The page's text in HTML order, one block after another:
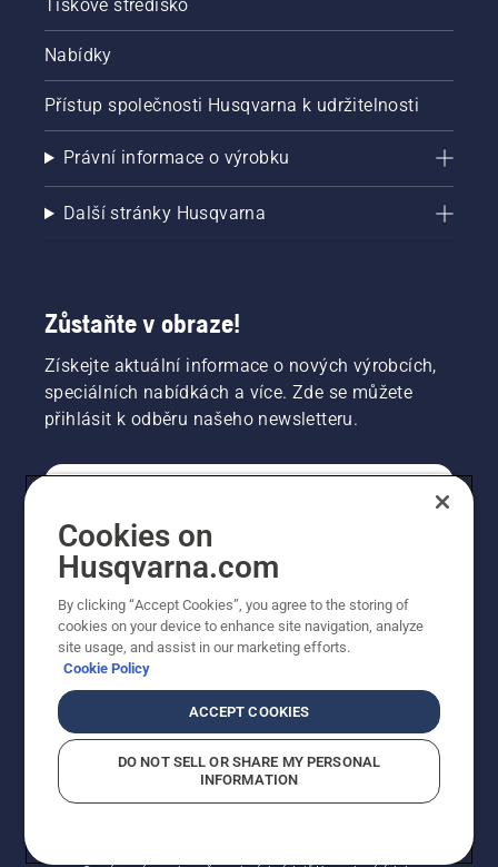
Tiskové středisko
Nabídky
Přístup společnosti Husqvarna k udržitelnosti
Právní informace o výrobku
Další stránky Husqvarna
Zůstaňte v obraze!
Získejte aktuální informace o nových výrobcích,
speciálních nabídkách a více. Zde se můžete
přihlásit k odběru našeho newsletteru.
PROFESIONÁLNÍ
Cookies on
Husqvarna.com
By clicking “Accept Cookies”, you agree to the storing of
cookies on your device to enhance site navigation, analyze
site usage, and assist in our marketing efforts.
Cookie Policy
ACCEPT COOKIES
DO NOT SELL OR SHARE MY PERSONAL
INFORMATION